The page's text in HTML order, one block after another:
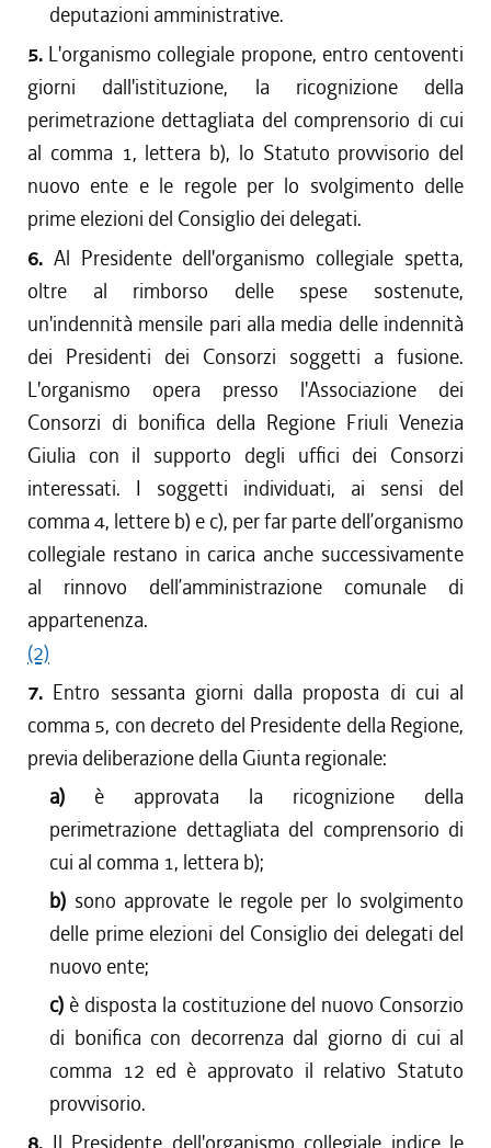
deputazioni amministrative.
5. L'organismo collegiale propone, entro centoventi
giorni dall'istituzione, la ricognizione della
perimetrazione dettagliata del comprensorio di cui
al comma 1, lettera b), lo Statuto provvisorio del
nuovo ente e le regole per lo svolgimento delle
prime elezioni del Consiglio dei delegati.
6. Al Presidente dell'organismo collegiale spetta,
oltre al rimborso delle spese sostenute,
un'indennità mensile pari alla media delle indennità
dei Presidenti dei Consorzi soggetti a fusione.
L'organismo opera presso l'Associazione dei
Consorzi di bonifica della Regione Friuli Venezia
Giulia con il supporto degli uffici dei Consorzi
interessati. I soggetti individuati, ai sensi del
comma 4, lettere b) e c), per far parte dell’organismo
collegiale restano in carica anche successivamente
al rinnovo dell’amministrazione comunale di
appartenenza.
(2)
7. Entro sessanta giorni dalla proposta di cui al
comma 5, con decreto del Presidente della Regione,
previa deliberazione della Giunta regionale:
a) è approvata la ricognizione della
perimetrazione dettagliata del comprensorio di
cui al comma 1, lettera b);
b) sono approvate le regole per lo svolgimento
delle prime elezioni del Consiglio dei delegati del
nuovo ente;
c) è disposta la costituzione del nuovo Consorzio
di bonifica con decorrenza dal giorno di cui al
comma 12 ed è approvato il relativo Statuto
provvisorio.